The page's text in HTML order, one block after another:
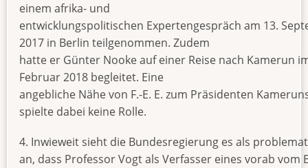
einem afrika- und
entwicklungspolitischen Expertengespräch am 13.
2017 in Berlin teilgenommen. Zudem
hatte er Günter Nooke auf einer Reise nach Kamerun
Februar 2018 begleitet. Eine
angebliche Nähe von F.-E. E. zum Präsidenten
spielte dabei keine Rolle.
4. Inwieweit sieht die Bundesregierung es als
an, dass Professor Vogt als Verfasser eines vorab vom